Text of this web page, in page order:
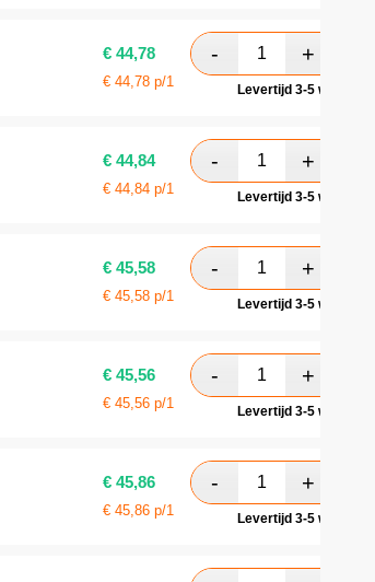
€ 44,78
€ 44,78 p/1 Levertijd 3-5
€ 44,84
€ 44,84 p/1 Levertijd 3-5
€ 45,58
€ 45,58 p/1 Levertijd 3-5
€ 45,56
€ 45,56 p/1 Levertijd 3-5
€ 45,86
€ 45,86 p/1 Levertijd 3-5